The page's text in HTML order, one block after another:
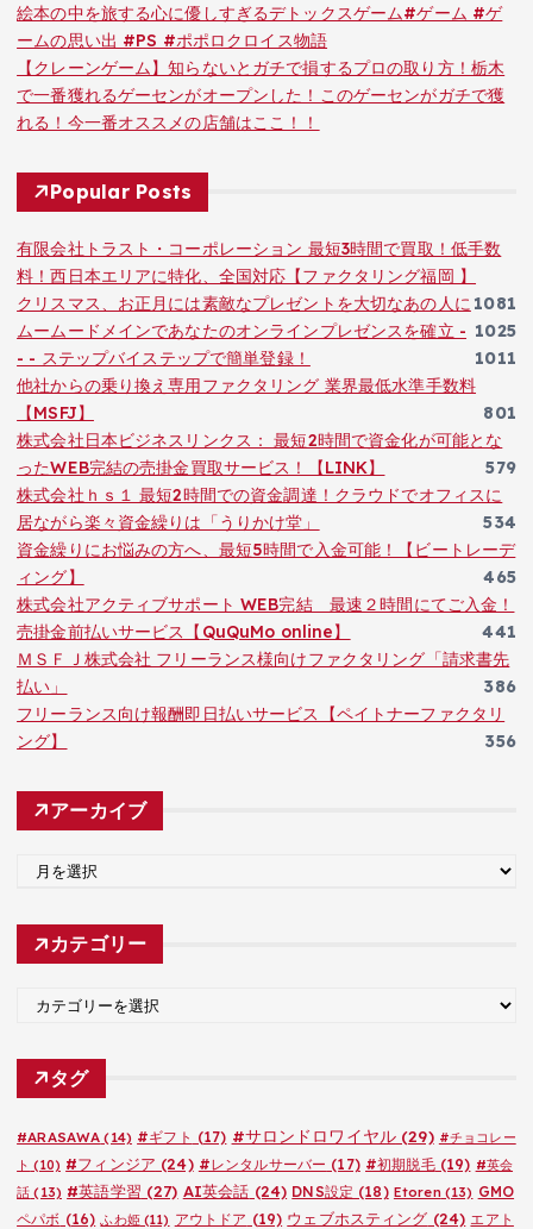
絵本の中を旅する心に優しすぎるデトックスゲーム#ゲーム #ゲ
ームの思い出 #PS #ポポロクロイス物語
【クレーンゲーム】知らないとガチで損するプロの取り方！栃木
で一番獲れるゲーセンがオープンした！このゲーセンがガチで獲
れる！今一番オススメの店舗はここ！！
Popular Posts
有限会社トラスト・コーポレーション 最短3時間で買取！低手数
料！西日本エリアに特化、全国対応【ファクタリング福岡 】
1081
クリスマス、お正月には素敵なプレゼントを大切なあの人に
1025
ムームードメインであなたのオンラインプレゼンスを確立 -
- - ステップバイステップで簡単登録！
1011
他社からの乗り換え専用ファクタリング 業界最低水準手数料
【MSFJ】
801
株式会社日本ビジネスリンクス： 最短2時間で資金化が可能とな
ったWEB完結の売掛金買取サービス！【LINK】
579
株式会社ｈｓ１ 最短2時間での資金調達！クラウドでオフィスに
居ながら楽々資金繰りは「うりかけ堂」
534
資金繰りにお悩みの方へ、最短5時間で入金可能！【ビートレーデ
ィング】
465
株式会社アクティブサポート WEB完結 最速２時間にてご入金！
売掛金前払いサービス【QuQuMo online】
441
ＭＳＦＪ株式会社 フリーランス様向けファクタリング「請求書先
払い」
386
フリーランス向け報酬即日払いサービス【ペイトナーファクタリ
ング】
356
アーカイブ
カ
カテゴリー
ゴ
タグ
#ARASAWA (14) #ギフト (17) #サロンドロワイヤル(29) #チョコレー
ト (10) #フィンジア (24) #レンタルサーバー (17) #初期脱毛(19) #英会
話 (13) #英語学習 (27) AI英会話 (24) DNS設定 (18) Etoren(13) GMO
ペパボ (16) ふわ姫(11) アウトドア (19) ウェブホスティング (24) エアト